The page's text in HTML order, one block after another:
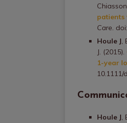
patients
Care.
Houle J,
J. (2015).
1-year
10.1111/
Houle J,